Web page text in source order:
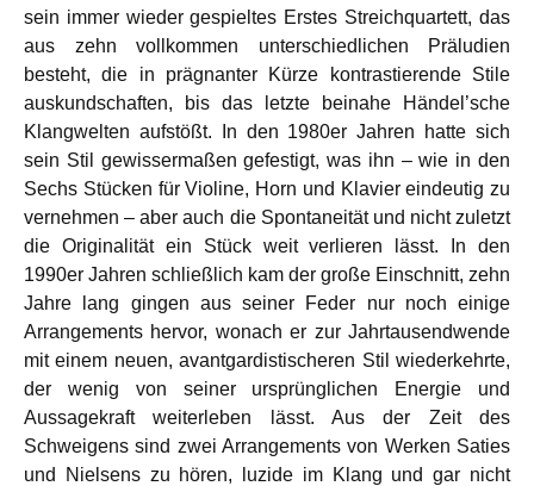
sein immer wieder gespieltes Erstes Streichquartett, das
aus zehn vollkommen unterschiedlichen Präludien
besteht, die in prägnanter Kürze kontrastierende Stile
auskundschaften, bis das letzte beinahe Händel’sche
Klangwelten aufstößt. In den 1980er Jahren hatte sich
sein Stil gewissermaßen gefestigt, was ihn – wie in den
Sechs Stücken für Violine, Horn und Klavier eindeutig zu
vernehmen – aber auch die Spontaneität und nicht zuletzt
die Originalität ein Stück weit verlieren lässt. In den
1990er Jahren schließlich kam der große Einschnitt, zehn
Jahre lang gingen aus seiner Feder nur noch einige
Arrangements hervor, wonach er zur Jahrtausendwende
mit einem neuen, avantgardistischeren Stil wiederkehrte,
der wenig von seiner ursprünglichen Energie und
Aussagekraft weiterleben lässt. Aus der Zeit des
Schweigens sind zwei Arrangements von Werken Saties
und Nielsens zu hören, luzide im Klang und gar nicht